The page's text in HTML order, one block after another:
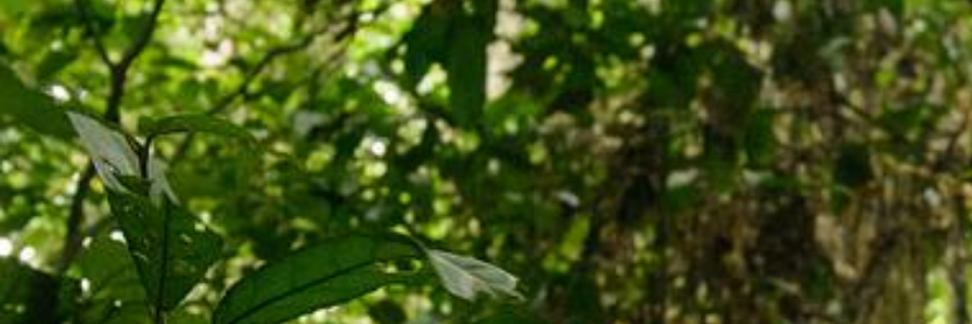
Leggi il nostro nuovo rapporto e intervieni per impedire che